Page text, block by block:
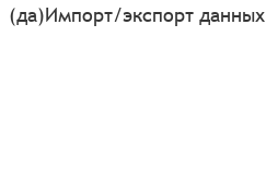
(да)Импорт/экспорт данных